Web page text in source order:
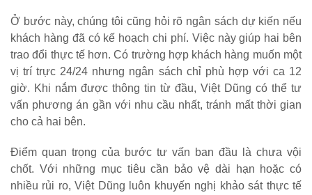
Ở bước này, chúng tôi cũng hỏi rõ ngân sách dự kiến nếu
khách hàng đã có kế hoạch chi phí. Việc này giúp hai bên
trao đổi thực tế hơn. Có trường hợp khách hàng muốn một
vị trí trực 24/24 nhưng ngân sách chỉ phù hợp với ca 12
giờ. Khi nắm được thông tin từ đầu, Việt Dũng có thể tư
vấn phương án gần với nhu cầu nhất, tránh mất thời gian
cho cả hai bên.
Điểm quan trọng của bước tư vấn ban đầu là chưa vội
chốt. Với những mục tiêu cần bảo vệ dài hạn hoặc có
nhiều rủi ro, Việt Dũng luôn khuyến nghị khảo sát thực tế